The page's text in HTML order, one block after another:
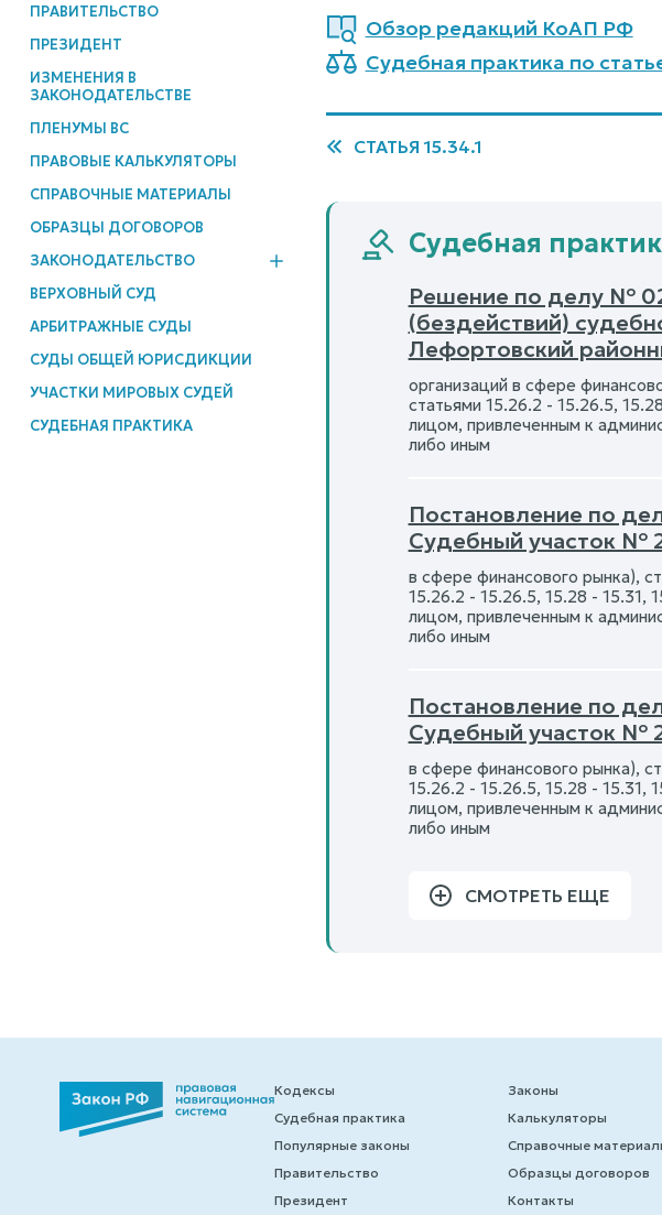
ПРАВИТЕЛЬСТВО
ПРЕЗИДЕНТ
ИЗМЕНЕНИЯ В
ЗАКОНОДАТЕЛЬСТВЕ
ПЛЕНУМЫ ВС
ПРАВОВЫЕ КАЛЬКУЛЯТОРЫ
СПРАВОЧНЫЕ МАТЕРИАЛЫ
ОБРАЗЦЫ ДОГОВОРОВ
ЗАКОНОДАТЕЛЬСТВО
ВЕРХОВНЫЙ СУД
АРБИТРАЖНЫЕ СУДЫ
СУДЫ ОБЩЕЙ ЮРИСДИКЦИИ
УЧАСТКИ МИРОВЫХ СУДЕЙ
СУДЕБНАЯ ПРАКТИКА
Обзор редакций КоАП РФ
Судебная практика по
СТАТЬЯ 15.34.1
Судебная
Решение по делу №
(бездействий)
Лефортовский
организаций в сфере
статьями 15.26.2 - 15.26.5,
лицом, привлеченным к
либо иным
Постановление по
Судебный участок №
в сфере финансового рынка),
15.26.2 - 15.26.5, 15.28 - 15.31,
лицом, привлеченным к
либо иным
Постановление по
Судебный участок №
в сфере финансового рынка),
15.26.2 - 15.26.5, 15.28 - 15.31,
лицом, привлеченным к
либо иным
СМОТРЕТЬ ЕЩЕ
Кодексы
Судебная практика
Популярные законы
Правительство
Президент
Законы
Калькуляторы
Справочные
Образцы договоров
Контакты